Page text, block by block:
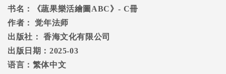
书名： 《蔬果樂活繪圖 ABC》- C冊
作者：
觉年法师
出版社：
香海文化有限公司
出版日期： 2025-03
语言：繁体中文